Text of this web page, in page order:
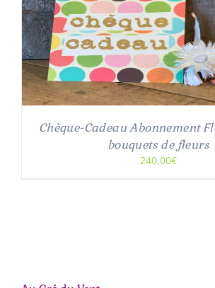
Chèque-Cadeau Abonnement
bouquets de fleurs
240,00€